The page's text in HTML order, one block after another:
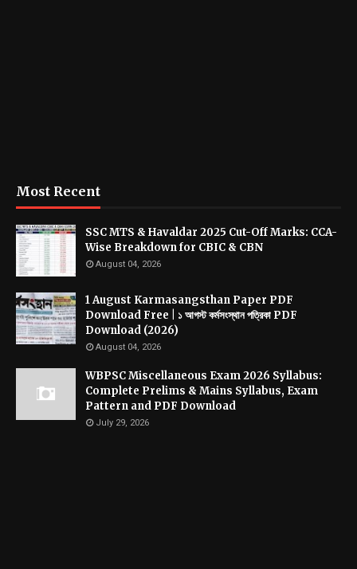
Most Recent
SSC MTS & Havaldar 2025 Cut-Off Marks: CCA-
Wise Breakdown for CBIC & CBN
August 04, 2026
1 August Karmasangsthan Paper PDF
Download Free | ১ আগস্ট কর্মসংস্থান পত্রিকা PDF
Download (2026)
August 04, 2026
WBPSC Miscellaneous Exam 2026 Syllabus:
Complete Prelims & Mains Syllabus, Exam
Pattern and PDF Download
July 29, 2026